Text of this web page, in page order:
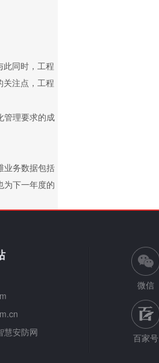
此同时，工程
关注点，工程
管理要求的成
业务数据包括
为下一年度的
慧安防网
微信
百家号